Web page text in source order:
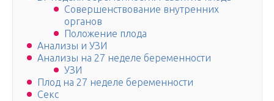
Совершенствование внутренних
органов
Положение плода
Анализы и УЗИ
Анализы на 27 неделе беременности
УЗИ
Плод на 27 неделе беременности
Секс